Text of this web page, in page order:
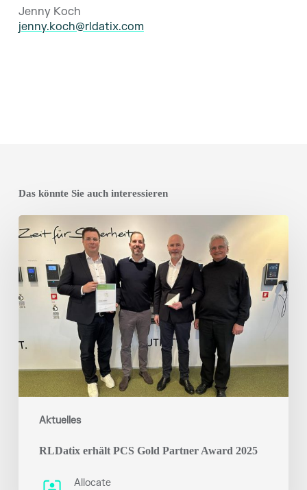
Jenny Koch
jenny.koch@rldatix.com
Das könnte Sie auch interessieren
Aktuelles
RLDatix
erhält
Gold
Partner
Award
2025
RLDatix erhält PCS Gold Partner Award 2025
Allocate